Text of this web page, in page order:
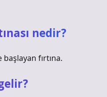
nedir?
fırtına.